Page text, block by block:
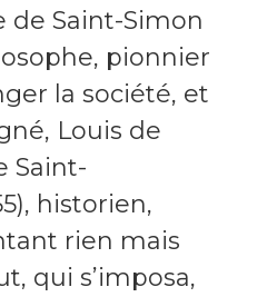
de Saint-Simon
pionnier
la société, et
Louis de
Saint-
historien,
rien mais
qui s’imposa,